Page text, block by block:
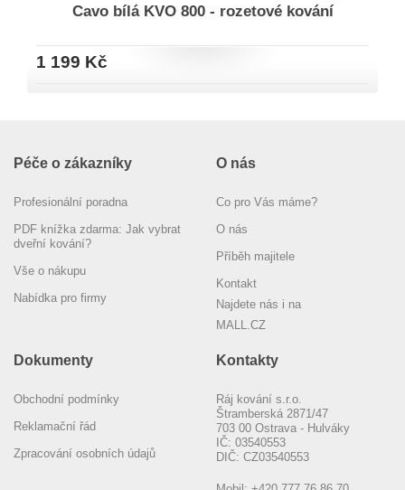
Cavo bílá KVO 800 - rozetové kování
1 199 Kč
Péče o zákazníky
Profesionální poradna
PDF knížka zdarma: Jak vybrat
dveřní kování?
Vše o nákupu
Nabídka pro firmy
O nás
Co pro Vás máme?
O nás
Příběh majitele
Kontakt
Najdete nás i na
MALL.CZ
Dokumenty
Obchodní podmínky
Reklamační řád
Zpracování osobních údajů
Kontakty
Ráj kování s.r.o.
Štramberská 2871/47
703 00 Ostrava - Hulváky
IČ: 03540553
DIČ: CZ03540553